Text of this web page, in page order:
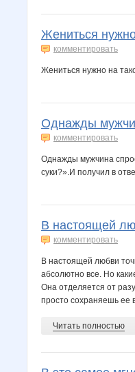
Жениться
комментировать
Жениться нужно на
Однaжды
комментировать
Однaжды мужчинa
суки?».И получил в
В настоящей
комментировать
В настоящей любви
абсолютно все. Но
Она отделяется от
просто сохраняешь ее
Читать полностью